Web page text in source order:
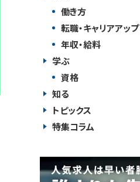
働き方
転職・キャリアアップ
年収・給料
学ぶ
資格
知る
トピックス
特集コラム